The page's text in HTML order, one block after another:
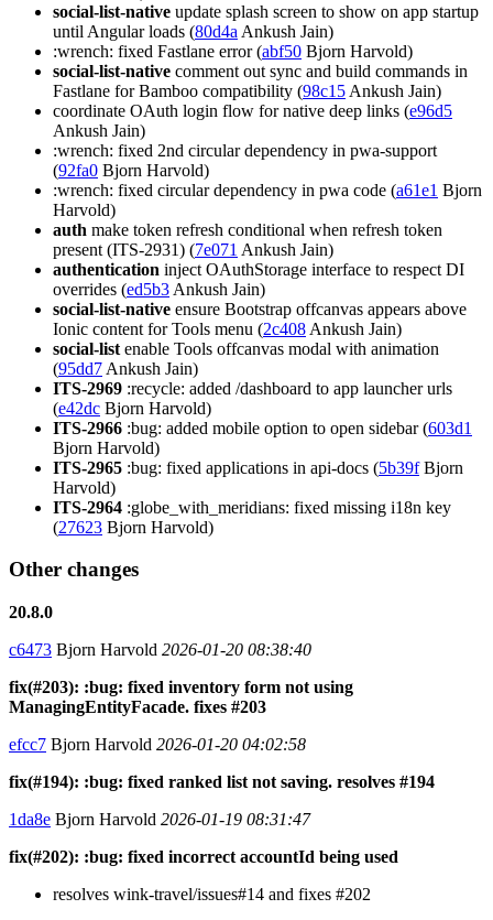
social-list-native update splash screen to show on app startup
until Angular loads (80d4a Ankush Jain)
:wrench: fixed Fastlane error (abf50 Bjorn Harvold)
social-list-native comment out sync and build commands in
Fastlane for Bamboo compatibility (98c15 Ankush Jain)
coordinate OAuth login flow for native deep links (e96d5
Ankush Jain)
:wrench: fixed 2nd circular dependency in pwa-support
(92fa0 Bjorn Harvold)
:wrench: fixed circular dependency in pwa code (a61e1 Bjorn
Harvold)
auth make token refresh conditional when refresh token
present (ITS-2931) (7e071 Ankush Jain)
authentication inject OAuthStorage interface to respect DI
overrides (ed5b3 Ankush Jain)
social-list-native ensure Bootstrap offcanvas appears above
Ionic content for Tools menu (2c408 Ankush Jain)
social-list enable Tools offcanvas modal with animation
(95dd7 Ankush Jain)
ITS-2969 :recycle: added /dashboard to app launcher urls
(e42dc Bjorn Harvold)
ITS-2966 :bug: added mobile option to open sidebar (603d1
Bjorn Harvold)
ITS-2965 :bug: fixed applications in api-docs (5b39fBjorn
Harvold)
ITS-2964 :globe_with_meridians: fixed missing i18n key
(27623 Bjorn Harvold)
Other changes
20.8.0
c6473 Bjorn Harvold 2026-01-20 08:38:40
fix(#203): :bug: fixed inventory form not using
ManagingEntityFacade. fixes #203
efcc7 Bjorn Harvold 2026-01-20 04:02:58
fix(#194): :bug: fixed ranked list not saving. resolves #194
1da8e Bjorn Harvold 2026-01-19 08:31:47
fix(#202): :bug: fixed incorrect accountId being used
resolves wink-travel/issues#14 and fixes #202